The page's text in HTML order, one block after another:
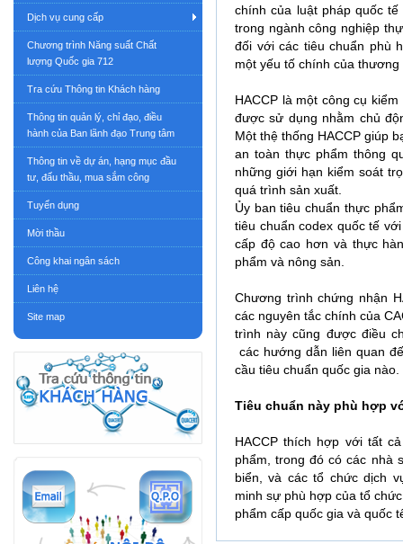
Dịch vụ cung cấp
Chương trình Năng suất Chất
lượng Quốc gia 712
Tra cứu Thông tin Khách hàng
Thông tin quản lý, chỉ đạo, điều
hành của Ban lãnh đạo Trung tâm
Thông tin về dự án, hạng mục đầu
tư, đấu thầu, mua sắm công
Tuyển dụng
Mời thầu
Công khai ngân sách
Liên hệ
Site map
chính của luật pháp quốc
trong ngành công nghiệp
đối với các tiêu chuẩn phù
một yếu tố chính của
HACCP là một công cụ
được sử dụng nhằm chủ
Một thệ thống HACCP giúp
an toàn thực phẩm thông
những giới hạn kiểm soát
quá trình sản xuất.
Ủy ban tiêu chuẩn thực
tiêu chuẩn codex quốc tế
cấp độ cao hơn và thực
phẩm và nông sản.
Chương trình chứng nhận
các nguyên tắc chính của
trình này cũng được điều
các hướng dẫn liên quan
cầu tiêu chuẩn quốc gia nào.
Tiêu chuẩn này phù hợp
HACCP thích hợp với tất
phẩm, trong đó có các nhà
biển, và các tổ chức dịch
minh sự phù hợp của tổ
phẩm cấp quốc gia và quốc